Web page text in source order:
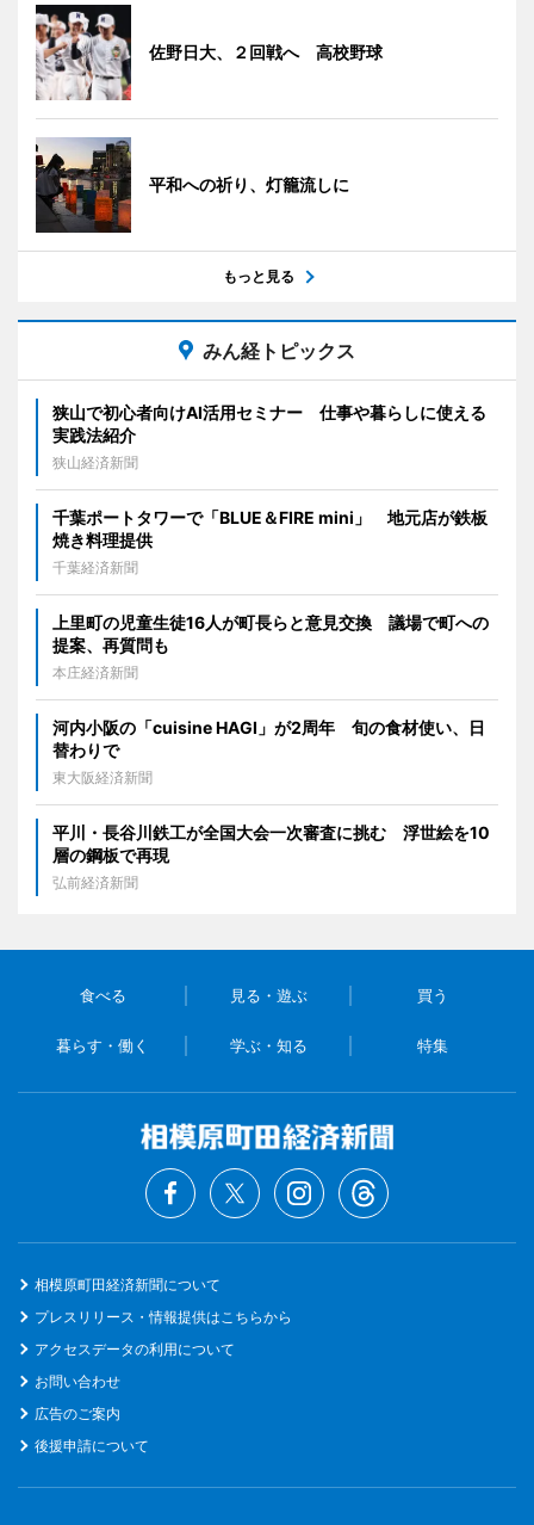
佐野日大、２回戦へ 高校野球
平和への祈り、灯籠流しに
もっと見る
みん経トピックス
狭山で初心者向けAI活用セミナー 仕事や暮らしに使える
実践法紹介
狭山経済新聞
千葉ポートタワーで「BLUE＆FIRE mini」 地元店が鉄板
焼き料理提供
千葉経済新聞
上里町の児童生徒16人が町長らと意見交換 議場で町への
提案、再質問も
本庄経済新聞
河内小阪の「cuisine HAGI」が2周年 旬の食材使い、日
替わりで
東大阪経済新聞
平川・長谷川鉄工が全国大会一次審査に挑む 浮世絵を10
層の鋼板で再現
弘前経済新聞
食べる 見る・遊ぶ 買う
暮らす・働く 学ぶ・知る 特集
相模原町田経済新聞について
プレスリリース・情報提供はこちらから
アクセスデータの利用について
お問い合わせ
広告のご案内
後援申請について